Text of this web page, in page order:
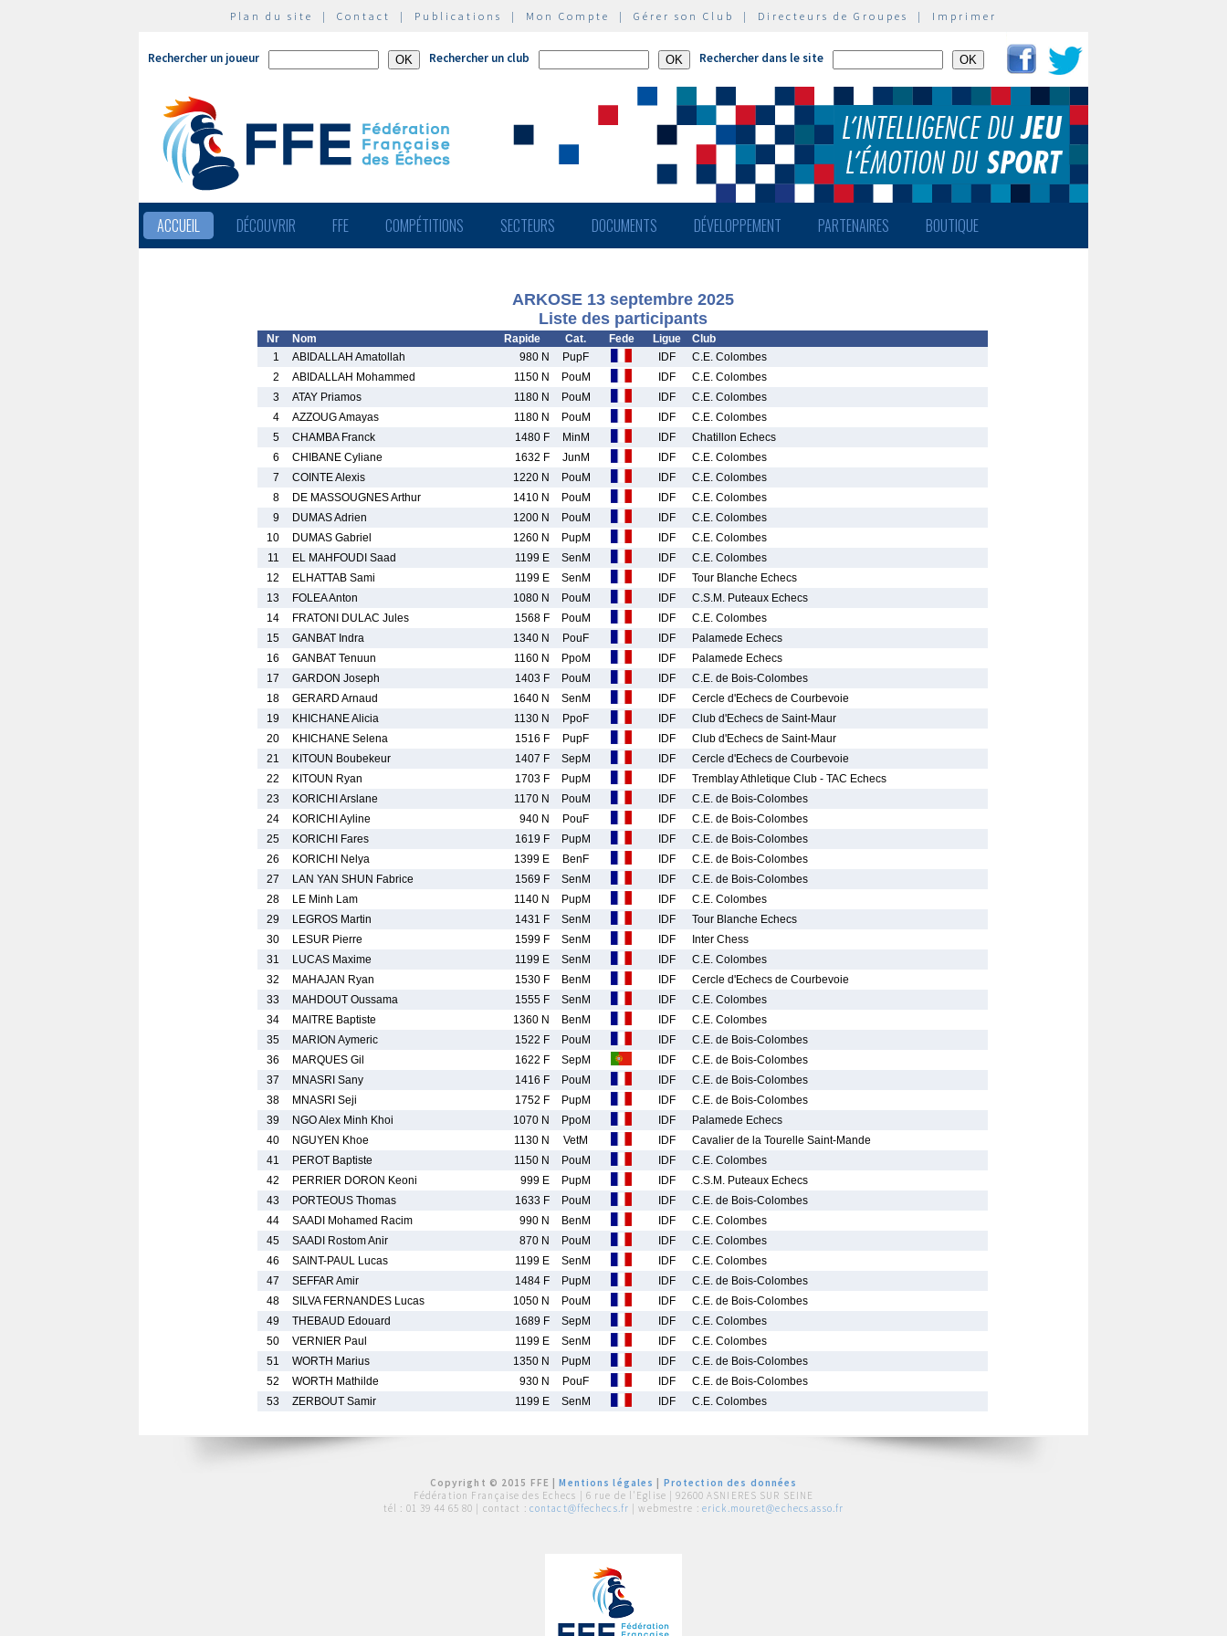
Plan du site | Contact | Publications | Mon Compte | Gérer son Club | Directeurs de Groupes | Imprimer
Rechercher un joueur Rechercher un club Rechercher dans le site
ACCUEIL DÉCOUVRIR FFE COMPÉTITIONS SECTEURS DOCUMENTS DÉVELOPPEMENT PARTENAIRES BOUTIQUE
ARKOSE 13 septembre 2025
Liste des participants
Nr Nom Rapide Cat. Fede Ligue
Club
1
ABIDALLAH Amatollah 980 N PupF IDF
C.E. Colombes
2
ABIDALLAH Mohammed 1150 N PouM IDF
C.E. Colombes
3
ATAY Priamos 1180 N PouM IDF
C.E. Colombes
4
AZZOUG Amayas 1180 N PouM IDF
C.E. Colombes
5
CHAMBA Franck 1480 F MinM IDF
Chatillon Echecs
6
CHIBANE Cyliane 1632 F JunM IDF
C.E. Colombes
7
COINTE Alexis 1220 N PouM IDF
C.E. Colombes
8
DE MASSOUGNES Arthur 1410 N PouM IDF
C.E. Colombes
9
DUMAS Adrien 1200 N PouM IDF
C.E. Colombes
10
DUMAS Gabriel 1260 N PupM IDF
C.E. Colombes
11
EL MAHFOUDI Saad 1199 E SenM IDF
C.E. Colombes
12
ELHATTAB Sami 1199 E SenM IDF
Tour Blanche Echecs
13
FOLEA Anton 1080 N PouM IDF
C.S.M. Puteaux Echecs
14
FRATONI DULAC Jules 1568 F PouM IDF
C.E. Colombes
15
GANBAT Indra 1340 N PouF IDF
Palamede Echecs
16
GANBAT Tenuun 1160 N PpoM IDF
Palamede Echecs
17
GARDON Joseph 1403 F PouM IDF
C.E. de Bois-Colombes
18
GERARD Arnaud 1640 N SenM IDF
Cercle d'Echecs de Courbevoie
19
KHICHANE Alicia 1130 N PpoF IDF
Club d'Echecs de Saint-Maur
20
KHICHANE Selena 1516 F PupF IDF
Club d'Echecs de Saint-Maur
21
KITOUN Boubekeur 1407 F SepM IDF
Cercle d'Echecs de Courbevoie
22
KITOUN Ryan 1703 F PupM IDF
Tremblay Athletique Club - TAC Echecs
23
KORICHI Arslane 1170 N PouM IDF
C.E. de Bois-Colombes
24
KORICHI Ayline 940 N PouF IDF
C.E. de Bois-Colombes
25
KORICHI Fares 1619 F PupM IDF
C.E. de Bois-Colombes
26
KORICHI Nelya 1399 E BenF IDF
C.E. de Bois-Colombes
27
LAN YAN SHUN Fabrice 1569 F SenM IDF
C.E. de Bois-Colombes
28
LE Minh Lam 1140 N PupM IDF
C.E. Colombes
29
LEGROS Martin 1431 F SenM IDF
Tour Blanche Echecs
30
LESUR Pierre 1599 F SenM IDF
Inter Chess
31
LUCAS Maxime 1199 E SenM IDF
C.E. Colombes
32
MAHAJAN Ryan 1530 F BenM IDF
Cercle d'Echecs de Courbevoie
33
MAHDOUT Oussama 1555 F SenM IDF
C.E. Colombes
34
MAITRE Baptiste 1360 N BenM IDF
C.E. Colombes
35
MARION Aymeric 1522 F PouM IDF
C.E. de Bois-Colombes
36
MARQUES Gil 1622 F SepM IDF
C.E. de Bois-Colombes
37
MNASRI Sany 1416 F PouM IDF
C.E. de Bois-Colombes
38
MNASRI Seji 1752 F PupM IDF
C.E. de Bois-Colombes
39
NGO Alex Minh Khoi 1070 N PpoM IDF
Palamede Echecs
40
NGUYEN Khoe 1130 N VetM IDF
Cavalier de la Tourelle Saint-Mande
41
PEROT Baptiste 1150 N PouM IDF
C.E. Colombes
42
PERRIER DORON Keoni 999 E PupM IDF
C.S.M. Puteaux Echecs
43
PORTEOUS Thomas 1633 F PouM IDF
C.E. de Bois-Colombes
44
SAADI Mohamed Racim 990 N BenM IDF
C.E. Colombes
45
SAADI Rostom Anir 870 N PouM IDF
C.E. Colombes
46
SAINT-PAUL Lucas 1199 E SenM IDF
C.E. Colombes
47
SEFFAR Amir 1484 F PupM IDF
C.E. de Bois-Colombes
48
SILVA FERNANDES Lucas 1050 N PouM IDF
C.E. de Bois-Colombes
49
THEBAUD Edouard 1689 F SepM IDF
C.E. Colombes
50
VERNIER Paul 1199 E SenM IDF
C.E. Colombes
51
WORTH Marius 1350 N PupM IDF
C.E. de Bois-Colombes
52
WORTH Mathilde 930 N PouF IDF
C.E. de Bois-Colombes
53
ZERBOUT Samir 1199 E SenM IDF C.E. Colombes
Copyright © 2015 FFE |Mentions légales
Protection des données
Fédération Française des Echecs | 6 rue de l'Eglise | 92600 ASNIERES SUR SEINE
tél : 01 39 44 65 80 | contact : contact@ffechecs.fr | webmestre : erick.mouret@echecs.asso.fr